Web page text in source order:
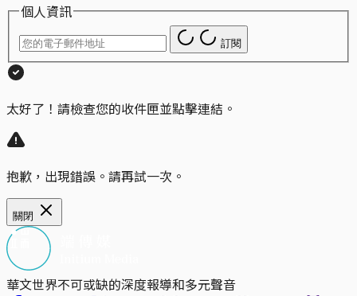
個人資訊
訂閱
太好了！請檢查您的收件匣並點擊連結。
抱歉，出現錯誤。請再試一次。
關閉
華文世界不可或缺的深度報導和多元聲音